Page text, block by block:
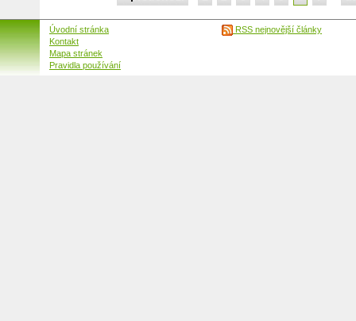
Úvodní stránka
Kontakt
Mapa stránek
Pravidla používání
RSS nejnovější články